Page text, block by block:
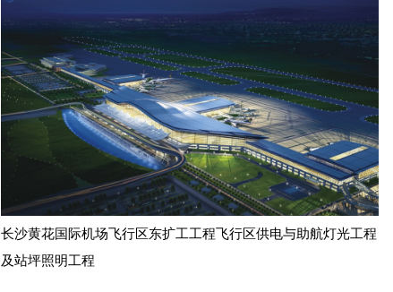
长沙黄花国际机场飞行区东扩工工程飞行区供电与助航灯光工程
及站坪照明工程